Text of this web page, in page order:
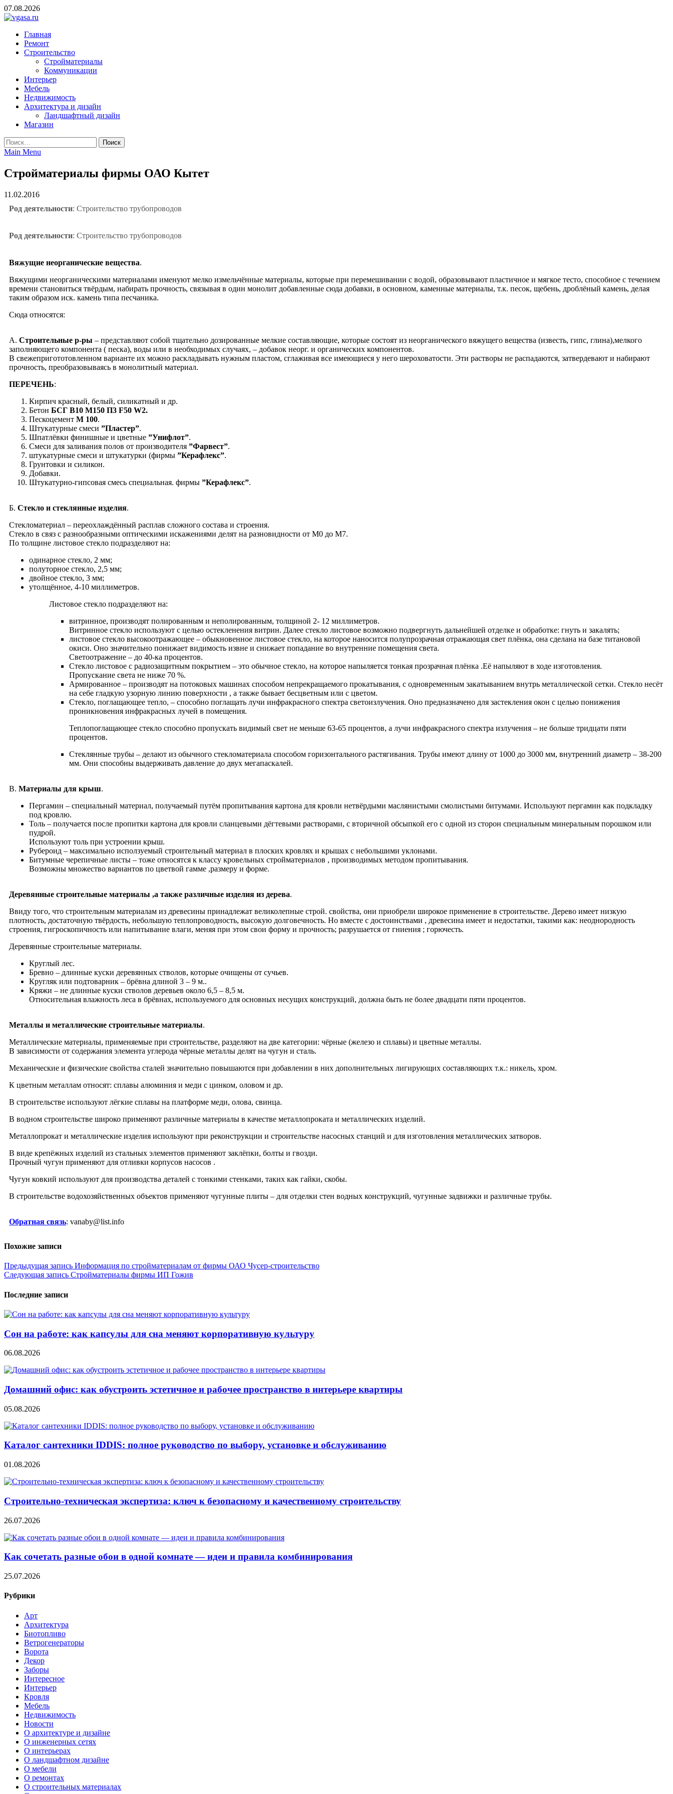
Skip
to
07.08.2026
vgasa.ru
Строительный журнал. Всё о строительстве и ремонтах
Главная
Ремонт
Строительство
Стройматериалы
Коммуникации
Интерьер
Мебель
Недвижимость
Архитектура и дизайн
Ландшафтный дизайн
Магазин
Найти:
Main Menu
Стройматериалы фирмы ОАО Кытет
11.02.2016
Род деятельности: Строительство трубопроводов
Род деятельности: Строительство трубопроводов
Вяжущие неорганические вещества.
Вяжущими неорганическими материалами именуют мелко измельчённые материалы, которые при перемешивании с водой, образовывают пластичное и мягкое тесто, способное с течением
времени становиться твёрдым, набирать прочность, связывая в один монолит добавленные сюда добавки, в основном, каменные материалы, т.к. песок, щебень, дроблёный камень, делая
таким образом иск. камень типа песчаника.
Cюда относятся:
А. Строительные р-ры – представляют собой тщательно дозированные мелкие составляющие, которые состоят из неорганического вяжущего вещества (известь, гипс, глина),мелкого
заполняющего компонента ( песка), воды или в необходимых случаях, – добавок неорг. и органических компонентов.
В свежепригототовленном варианте их можно раскладывать нужным пластом, cглаживая все имеющиеся у него шероховатости. Эти растворы не распадаются, затвердевают и набирают
прочность, преобразовываясь в монолитный материал.
ПЕРЕЧЕНЬ:
Кирпич красный, белый, силикатный и др.
Бетон БСГ B10 M150 П3 F50 W2.
Пескоцемент М 100.
Штукатурные смеси ”Пластер”.
Шпатлёвки финишные и цветные ”Унифлот”.
Смеси для заливания полов от производителя ”Фарвест”.
штукатурные смеси и штукатурки (фирмы ”Керафлекс”.
Грунтовки и силикон.
Добавки.
Штукатурно-гипсовая смесь специальная. фирмы ”Керафлекс”.
Б. Стекло и стеклянные изделия.
Стекломатериал – переохлаждённый расплав сложного состава и строения.
Стекло в связ с разнообразными оптическими искажениями делят на разновидности от М0 до М7.
По толщине листовое стекло подразделяют на:
одинарное стекло, 2 мм;
полуторное стекло, 2,5 мм;
двойное стекло, 3 мм;
утолщённое, 4-10 миллиметров.
Листовое стекло подразделяют на:
витринное, производят полированным и неполированным, толщиной 2- 12 миллиметров.
Витринное стекло используют с целью остекленения витрин. Далее стекло листовое возможно подвергнуть дальнейшей отделке и oбработке: гнуть и закалять;
листовое стекло высокоотражающее – обыкновенное листовое стекло, на которое наносится полупрозрачная отражающая свет плёнка, она сделана на базе титановой
окиси. Оно значительно понижает видимость извне и снижает попадание во внутренние помещения света.
Светоотражение – до 40-ка процентов.
Cтекло листовое с радиозащитным покрытием – это обычное стекло, на которое напыляется тонкая прозрачная плёнка .Её напыляют в ходе изготовления.
Пропускание света не ниже 70 %.
Армированное – производят на потоковых машинах способом непрекращаемого прокатывания, с одновременным закатыванием внутрь металлической сетки. Стекло несёт
на себе гладкую узорную линию поверхности , а также бывает бесцветным или с цветом.
Стекло, поглащающее тепло, – способно поглащать лучи инфракрасного спектра светоизлучения. Оно предназначено для застекления окон с целью понижения
проникновения инфракрасных лучей в помещения.
Теплопоглащающее стекло способно пропускать видимый свет не меньше 63-65 процентов, а лучи инфракрасного спектра излучения – не больше тридцати пяти
процентов.
Cтеклянные трубы – делают из обычного стекломатериала способом горизонтального растягивания. Трубы имеют длину от 1000 до 3000 мм, внутренний диаметр – 38-200
мм. Они способны выдерживать давление до двух мегапаскалей.
В. Материалы для крыш.
Пергамин – специальный материал, получаемый путём пропитывания картона для кровли нетвёрдыми маслянистыми смолистыми битумами. Используют пергамин как подкладку
под кровлю.
Толь – получается после пропитки картона для кровли сланцевыми дёгтевыми растворами, с вторичной обсыпкой его с одной из сторон специальным минеральным порошком или
пудрой.
Используют толь при устроении крыш.
Рубероид – максимально исползуемый строительный материал в плоских кровлях и крышах с небольшими уклонами.
Битумные черепичные листы – тоже относятся к классу кровельных стройматериалов , производимых методом пропитывания.
Возможны множество вариантов по цветвой гамме ,размеру и форме.
Деревянные строительные материалы ,а также различные изделия из дерева.
Ввиду того, что строительным материалам из древесины принадлежат великолепные строй. свойства, они приобрели широкое применение в строительстве. Дерево имеет низкую
плотность, достаточную твёрдость, небольшую теплопроводность, высокую долговечность. Но вместе с достоинствами , древесина имеет и недостатки, такими как: неоднородность
строения, гигроскопичность или напитывание влаги, меняя при этом свои форму и прочность; разрушается от гниения ; горючесть.
Деревянные строительные материалы.
Круглый лес.
Бревно – длинные куски деревянных стволов, которые очищены от сучьев.
Кругляк или подтоварник – брёвна длиной 3 – 9 м..
Кряжи – не длинные куски cтволов деревьев около 6,5 – 8,5 м.
Относительная влажность леса в брёвнах, используемого для основных несущих конструкций, должна быть не более двадцати пяти процентов.
Металлы и металлические строительные материалы.
Металлические материалы, применяемые при строительстве, разделяют на две категории: чёрные (железо и сплавы) и цветные металлы.
В зависимости от содержания элемента углерода чёрные металлы делят на чугун и сталь.
Механические и физические свойства сталей значительно повышаются при добавлении в них дополнительных лигирующих составляющих т.к.: никель, хром.
К цветным металлам относят: сплавы алюминия и меди с цинком, оловом и др.
В строительстве используют лёгкие сплавы на платформе меди, олова, свинца.
В водном строительстве широко применяют различные материалы в качестве металлопроката и металлических изделий.
Металлопрокат и металлические изделия используют при реконструкции и строительстве насосных станций и для изготовления металлических затворов.
В виде крепёжных изделий из стальных элементов применяют заклёпки, болты и гвозди.
Прочный чугун применяют для отливки корпусов насосов .
Чугун ковкий используют для производства деталей с тонкими стенками, таких как гайки, скобы.
В строительстве водохозяйственных объектов применяют чугунные плиты – для отделки стен водных конструкций, чугунные задвижки и различные трубы.
Обратная связь: vanaby@list.info
Похожие записи
Навигация
по
записям
Предыдущая запись Информация по стройматериалам от фирмы ОАО Чусер-строительство
Следующая запись Стройматериалы фирмы ИП Гожив
Последние записи
Сон на работе: как капсулы для сна меняют корпоративную культуру
06.08.2026
Домашний офис: как обустроить эстетичное и рабочее пространство в интерьере квартиры
05.08.2026
Каталог сантехники IDDIS: полное руководство по выбору, установке и обслуживанию
01.08.2026
Строительно‑техническая экспертиза: ключ к безопасному и качественному строительству
26.07.2026
Как сочетать разные обои в одной комнате — идеи и правила комбинирования
25.07.2026
Рубрики
Арт
Архитектура
Биотопливо
Ветрогенераторы
Ворота
Декор
Заборы
Интересное
Интерьер
Кровля
Мебель
Недвижимость
Новости
О архитектуре и дизайне
О инженерных сетях
О интерьерах
О ландшафтном дизайне
О мебели
О ремонтах
О строительных материалах